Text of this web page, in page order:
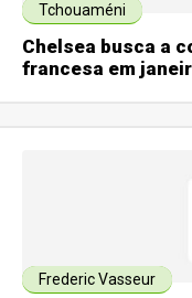
Tchouaméni
Chelsea busca a
francesa em
Frederic Vasseur